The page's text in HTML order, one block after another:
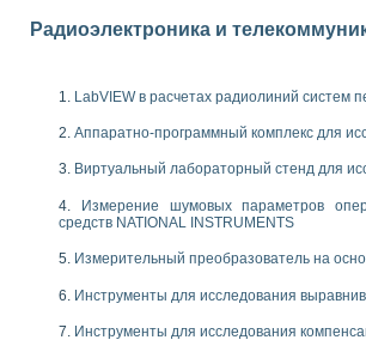
измерений с помощью LabVIEW
и корреляционный анализ"
принципа действия универсального цифрового
для изучения технологии выращивания
для исследования АЧХ и ФЧХ активных
одномерных сигналов на основе
полигармонической экстраполяции в среде
принципа действия универсального цифрового
Радиоэлектроника и
LabVIEW в расчетах радиолиний систем
Аппаратно-программный комплекс для
Виртуальный лабораторный стенд для
Измерение шумовых параметров
средств NATIONAL INSTRUMENTS
Измерительный преобразователь на
Инструменты для исследования
Инструменты для исследования